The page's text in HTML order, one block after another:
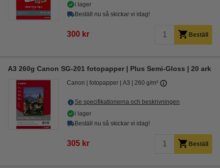
i lager
Beställ nu så skickar vi idag!
300 kr Beställ
A3 260g Canon SG-201 fotopapper | Plus Semi-Gloss | 20 ark
Canon fotopapper A3 260 g/m²
Se specifikationerna och beskrivningen
i lager
Beställ nu så skickar vi idag!
305 kr Beställ